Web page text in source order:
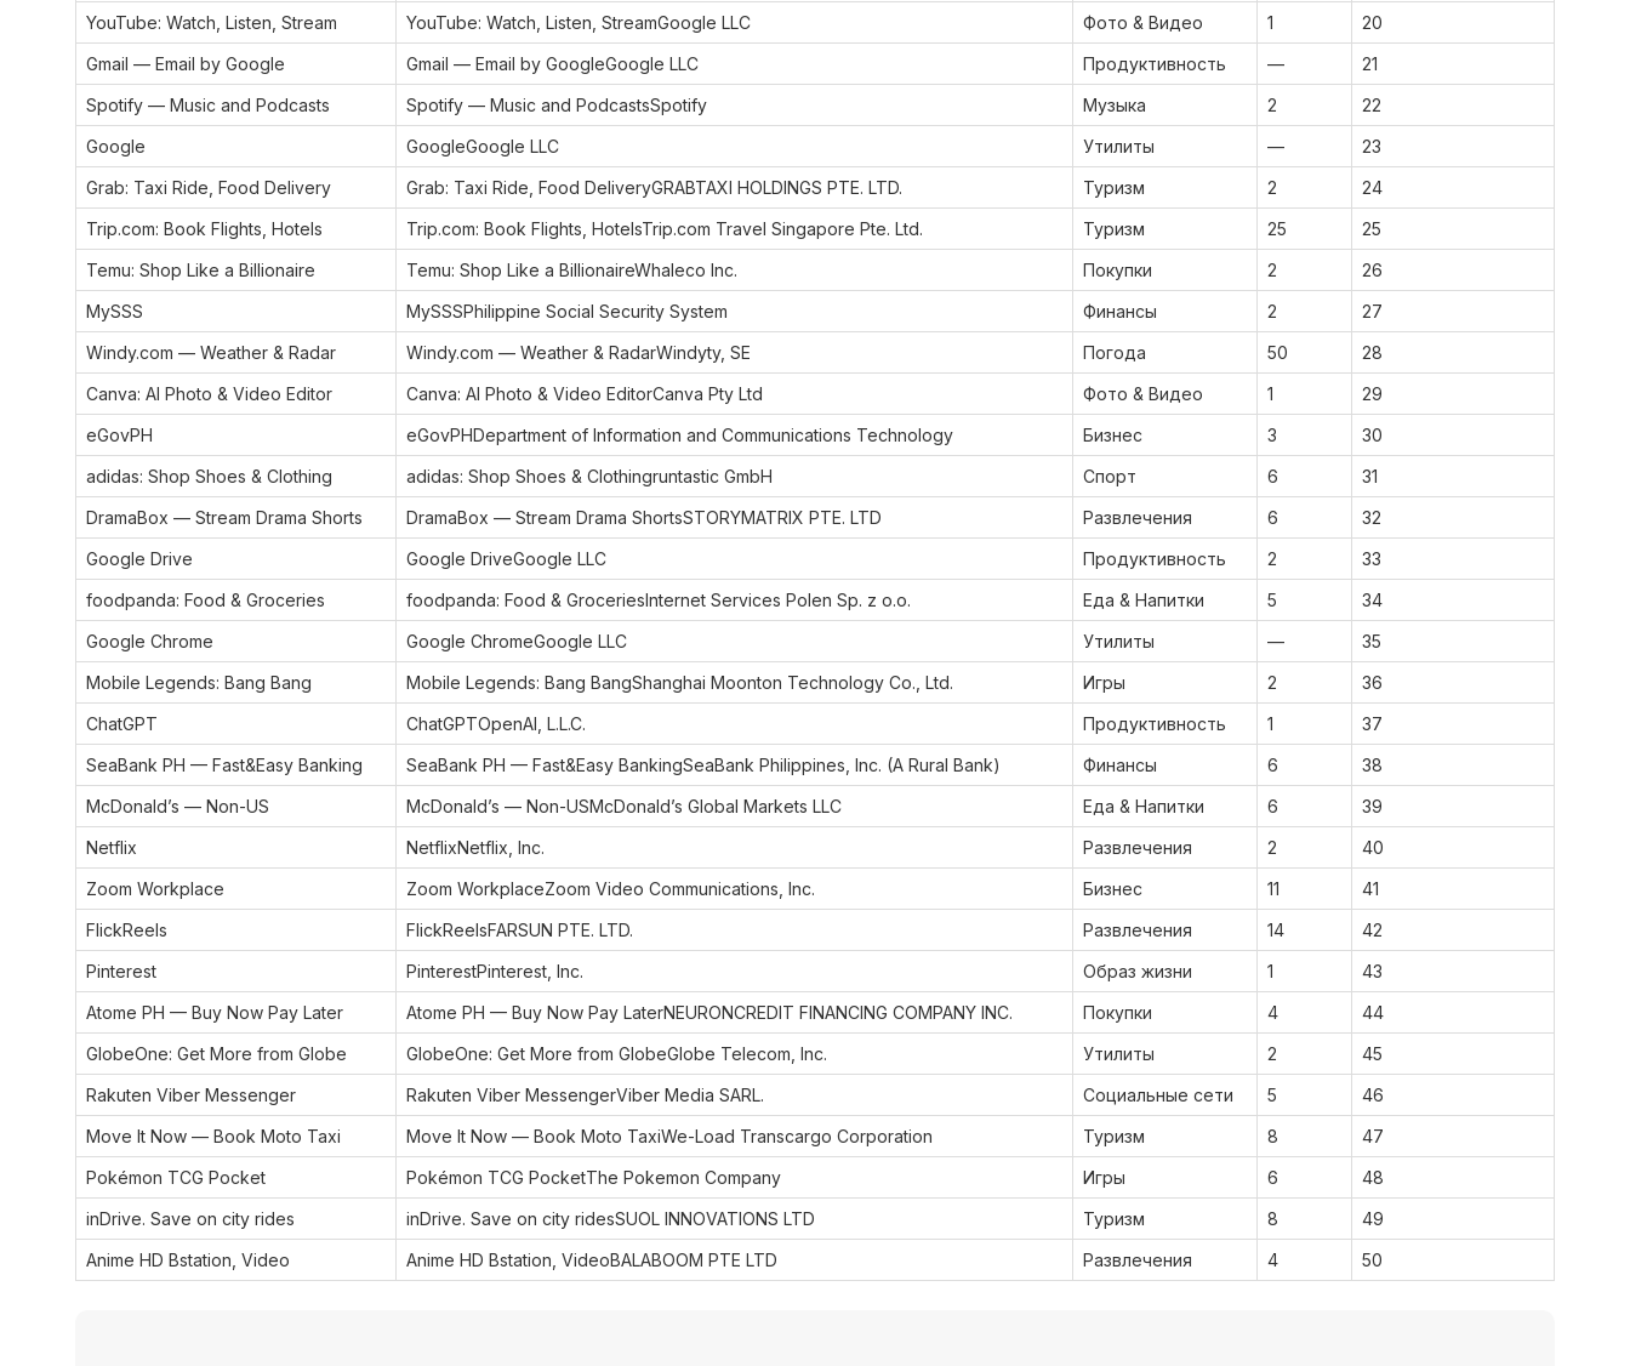
YouTube: Watch, Listen, Stream
YouTube: Watch, Listen, StreamGoogle LLC Фото & Видео 1
20
Gmail — Email by Google
Gmail — Email by GoogleGoogle LLC Продуктивность —
21
Spotify — Music and Podcasts
Spotify — Music and PodcastsSpotify Музыка 2
22
Google
GoogleGoogle LLC Утилиты —
23
Grab: Taxi Ride, Food Delivery
Grab: Taxi Ride, Food DeliveryGRABTAXI HOLDINGS PTE. LTD. Туризм 2
24
Trip.com: Book Flights, Hotels
Trip.com: Book Flights, HotelsTrip.com Travel Singapore Pte. Ltd. Туризм 25
25
Temu: Shop Like a Billionaire
Temu: Shop Like a BillionaireWhaleco Inc. Покупки 2
26
MySSS
MySSSPhilippine Social Security System Финансы 2
27
Windy.com — Weather & Radar
Windy.com — Weather & RadarWindyty, SE Погода 50
28
Canva: AI Photo & Video Editor
Canva: AI Photo & Video EditorCanva Pty Ltd Фото & Видео 1
29
eGovPH
eGovPHDepartment of Information and Communications Technology Бизнес 3
30
adidas: Shop Shoes & Clothing
adidas: Shop Shoes & Clothingruntastic GmbH Спорт 6
31
DramaBox — Stream Drama Shorts
DramaBox — Stream Drama ShortsSTORYMATRIX PTE. LTD Развлечения 6
32
Google Drive
Google DriveGoogle LLC Продуктивность 2
33
foodpanda: Food & Groceries
foodpanda: Food & GroceriesInternet Services Polen Sp. z o.o. Еда & Напитки 5
34
Google Chrome
Google ChromeGoogle LLC Утилиты —
35
Mobile Legends: Bang Bang
Mobile Legends: Bang BangShanghai Moonton Technology Co., Ltd. Игры 2
36
ChatGPT
ChatGPTOpenAI, L.L.C. Продуктивность 1
37
SeaBank PH — Fast&Easy Banking
SeaBank PH — Fast&Easy BankingSeaBank Philippines, Inc. (A Rural Bank) Финансы 6
38
McDonald’s — Non-US
McDonald’s — Non-USMcDonald’s Global Markets LLC Еда & Напитки 6
39
Netflix
NetflixNetflix, Inc. Развлечения 2
40
Zoom Workplace
Zoom WorkplaceZoom Video Communications, Inc. Бизнес 11
41
FlickReels
FlickReelsFARSUN PTE. LTD. Развлечения 14
42
Pinterest
PinterestPinterest, Inc. Образ жизни 1
43
Atome PH — Buy Now Pay Later
Atome PH — Buy Now Pay LaterNEURONCREDIT FINANCING COMPANY INC. Покупки 4
44
GlobeOne: Get More from Globe
GlobeOne: Get More from GlobeGlobe Telecom, Inc. Утилиты 2
45
Rakuten Viber Messenger
Rakuten Viber MessengerViber Media SARL. Социальные сети 5
46
Move It Now — Book Moto Taxi
Move It Now — Book Moto TaxiWe-Load Transcargo Corporation Туризм 8
47
Pokémon TCG Pocket
Pokémon TCG PocketThe Pokemon Company Игры 6
48
inDrive. Save on city rides
inDrive. Save on city ridesSUOL INNOVATIONS LTD Туризм 8
49
Anime HD Bstation, Video
Anime HD Bstation, VideoBALABOOM PTE LTD Развлечения 4 50